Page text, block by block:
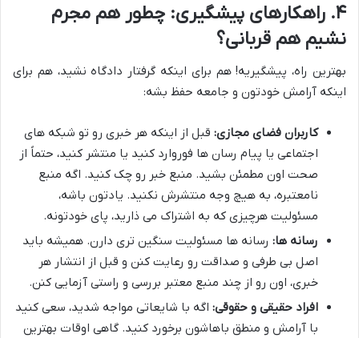
۴. راهکارهای پیشگیری: چطور هم مجرم
نشیم هم قربانی؟
بهترین راه، پیشگیریه! هم برای اینکه گرفتار دادگاه نشید، هم برای
اینکه آرامش خودتون و جامعه حفظ بشه:
کاربران فضای مجازی: قبل از اینکه هر خبری رو تو شبکه های
اجتماعی یا پیام رسان ها فوروارد کنید یا منتشر کنید، حتماً از
صحت اون مطمئن بشید. منبع خبر رو چک کنید. اگه منبع
نامعتبره، به هیچ وجه منتشرش نکنید. یادتون باشه،
مسئولیت هرچیزی که به اشتراک می ذارید، پای خودتونه.
رسانه ها: رسانه ها مسئولیت سنگین تری دارن. همیشه باید
اصل بی طرفی و صداقت رو رعایت کنن و قبل از انتشار هر
خبری، اون رو از چند منبع معتبر بررسی و راستی آزمایی کنن.
افراد حقیقی و حقوقی: اگه با شایعاتی مواجه شدید، سعی کنید
با آرامش و منطق باهاشون برخورد کنید. گاهی اوقات بهترین